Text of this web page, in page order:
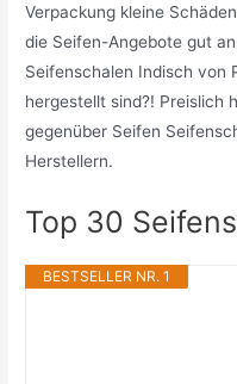
Verpackung kleine
die Seifen-Angebote gut
Seifenschalen Indisch von
hergestellt sind?! Preislich
gegenüber Seifen
Herstellern.
Top 30
BESTSELLER NR. 1